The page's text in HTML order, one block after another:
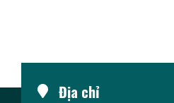
Địa chỉ